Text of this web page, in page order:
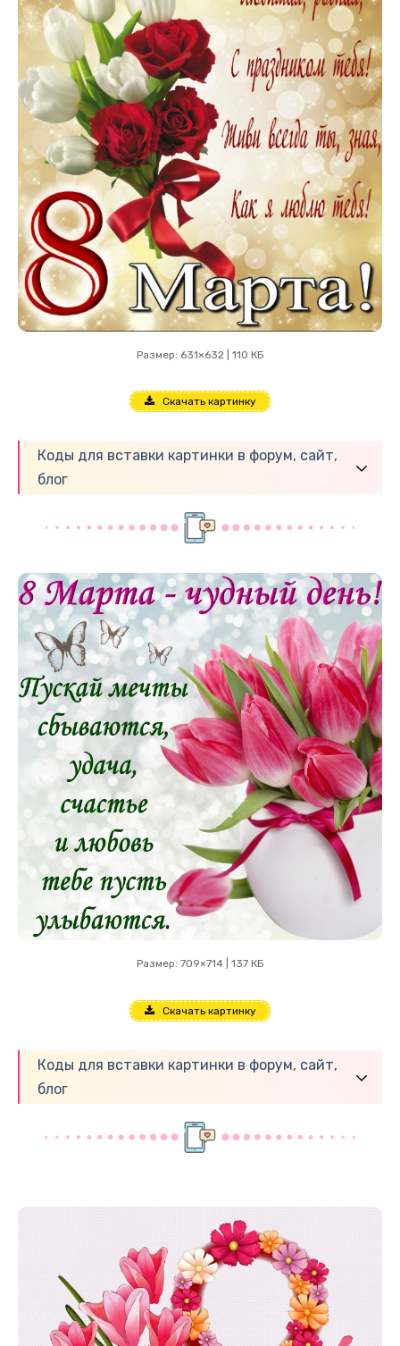
Размер: 631×632 | 110 КБ
Скачать картинку
Коды для вставки картинки в форум, сайт,
блог
Размер: 709×714 | 137 КБ
Скачать картинку
Коды для вставки картинки в форум, сайт,
блог